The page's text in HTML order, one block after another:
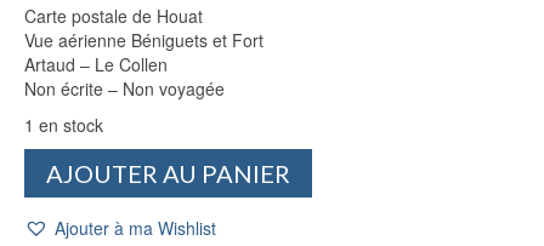
Carte postale de Houat
Vue aérienne Béniguets et Fort
Artaud – Le Collen
Non écrite – Non voyagée
1 en stock
Houat
AJOUTER AU PANIER
Ajouter à ma Wishlist